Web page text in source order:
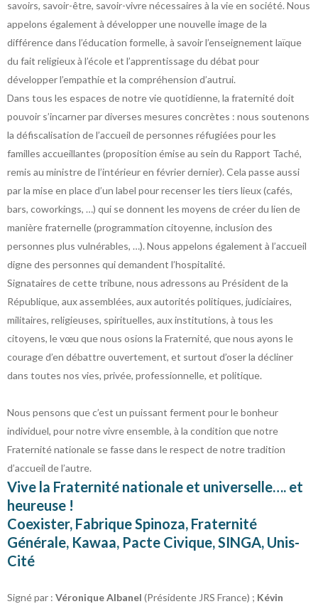
savoirs, savoir-être, savoir-vivre nécessaires à la vie en société. Nous
appelons également à développer une nouvelle image de la
différence dans l’éducation formelle, à savoir l’enseignement laïque
du fait religieux à l’école et l’apprentissage du débat pour
développer l’empathie et la compréhension d’autrui.
Dans tous les espaces de notre vie quotidienne, la fraternité doit
pouvoir s’incarner par diverses mesures concrètes : nous soutenons
la défiscalisation de l’accueil de personnes réfugiées pour les
familles accueillantes (proposition émise au sein du Rapport Taché,
remis au ministre de l’intérieur en février dernier). Cela passe aussi
par la mise en place d’un label pour recenser les tiers lieux (cafés,
bars, coworkings, …) qui se donnent les moyens de créer du lien de
manière fraternelle (programmation citoyenne, inclusion des
personnes plus vulnérables, …). Nous appelons également à l’accueil
digne des personnes qui demandent l’hospitalité.
Signataires de cette tribune, nous adressons au Président de la
République, aux assemblées, aux autorités politiques, judiciaires,
militaires, religieuses, spirituelles, aux institutions, à tous les
citoyens, le vœu que nous osions la Fraternité, que nous ayons le
courage d’en débattre ouvertement, et surtout d’oser la décliner
dans toutes nos vies, privée, professionnelle, et politique.
Nous pensons que c’est un puissant ferment pour le bonheur
individuel, pour notre vivre ensemble, à la condition que notre
Fraternité nationale se fasse dans le respect de notre tradition
d’accueil de l’autre.
Vive la Fraternité nationale et universelle…. et
heureuse !
Coexister, Fabrique Spinoza, Fraternité
Générale, Kawaa, Pacte Civique, SINGA, Unis-
Cité
Signé par : Véronique Albanel (Présidente JRS France) ; Kévin